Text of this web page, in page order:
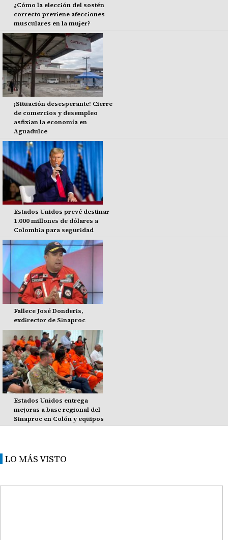
¿Cómo la elección del sostén
correcto previene afecciones
musculares en la mujer?
¡Situación desesperante! Cierre
de comercios y desempleo
asfixian la economía en
Aguadulce
Estados Unidos prevé destinar
1.000 millones de dólares a
Colombia para seguridad
Fallece José Donderis,
exdirector de Sinaproc
Estados Unidos entrega
mejoras a base regional del
Sinaproc en Colón y equipos
LO MÁS VISTO